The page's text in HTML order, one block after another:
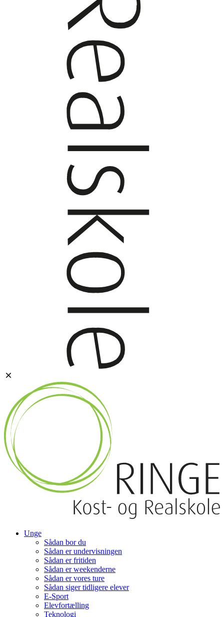
Unge
Sådan bor du
Sådan er undervisningen
Sådan er fritiden
Sådan er weekenderne
Sådan er vores ture
Sådan siger tidligere elever
E-Sport
Elevfortælling
Teknologi